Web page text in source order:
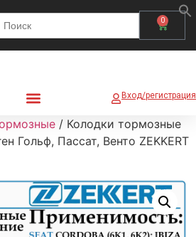
0
for:
Вход/регистрация
/ Колодки тормозные
Гольф, Пассат, Венто ZEKKERT